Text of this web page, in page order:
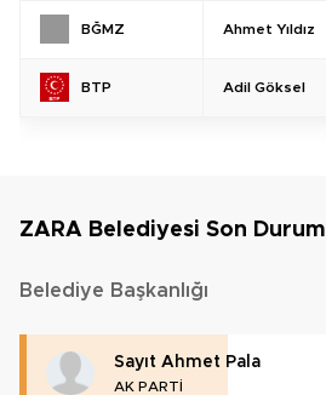
BĞMZ Ahmet Yıldız
BTP Adil Göksel
ZARA Belediyesi Son Durum
Belediye Başkanlığı
Sayıt Ahmet Pala
AK PARTİ